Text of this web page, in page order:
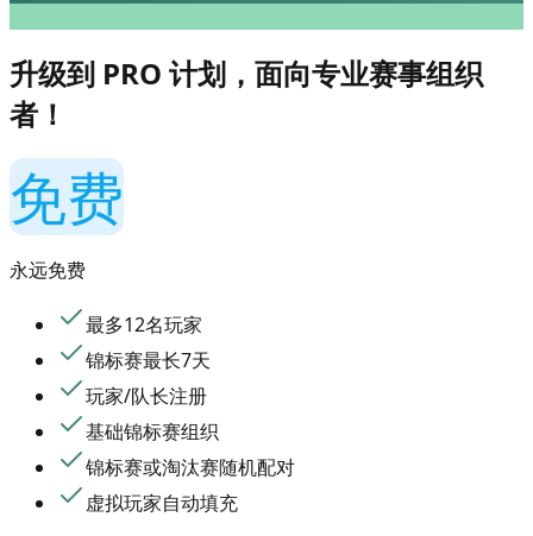
升级到 PRO 计划，面向专业赛事组织
者！
免费
永远免费
最多12名玩家
锦标赛最长7天
玩家/队长注册
基础锦标赛组织
锦标赛或淘汰赛随机配对
虚拟玩家自动填充